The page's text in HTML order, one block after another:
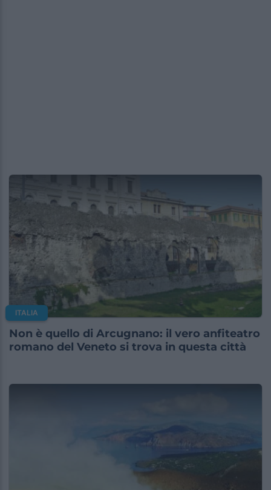
ITALIA
Non è quello di Arcugnano: il vero anfiteatro
romano del Veneto si trova in questa città